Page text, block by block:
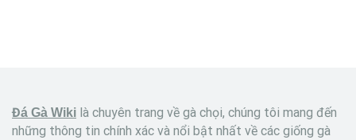
Đá Gà Wiki là chuyên trang về gà chọi, chúng tôi mang đến
những thông tin chính xác và nổi bật nhất về các giống gà